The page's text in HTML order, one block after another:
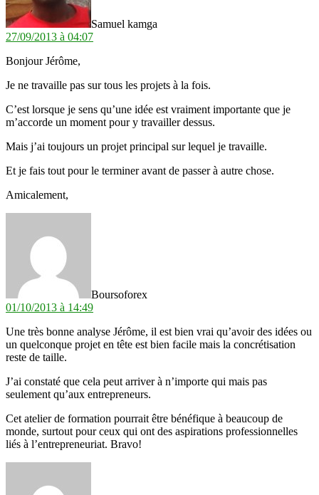
Samuel kamga
27/09/2013 à 04:07
Bonjour Jérôme,
Je ne travaille pas sur tous les projets à la fois.
C’est lorsque je sens qu’une idée est vraiment importante que je
m’accorde un moment pour y travailler dessus.
Mais j’ai toujours un projet principal sur lequel je travaille.
Et je fais tout pour le terminer avant de passer à autre chose.
Amicalement,
Boursoforex
01/10/2013 à 14:49
Une très bonne analyse Jérôme, il est bien vrai qu’avoir des idées ou
un quelconque projet en tête est bien facile mais la concrétisation
reste de taille.
J’ai constaté que cela peut arriver à n’importe qui mais pas
seulement qu’aux entrepreneurs.
Cet atelier de formation pourrait être bénéfique à beaucoup de
monde, surtout pour ceux qui ont des aspirations professionnelles
liés à l’entrepreneuriat. Bravo!